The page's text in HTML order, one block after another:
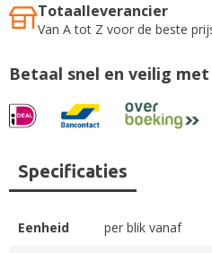
Totaalleverancier
Van A tot Z voor de beste
Betaal snel en veilig met
Specificaties
Eenheid per blik vanaf